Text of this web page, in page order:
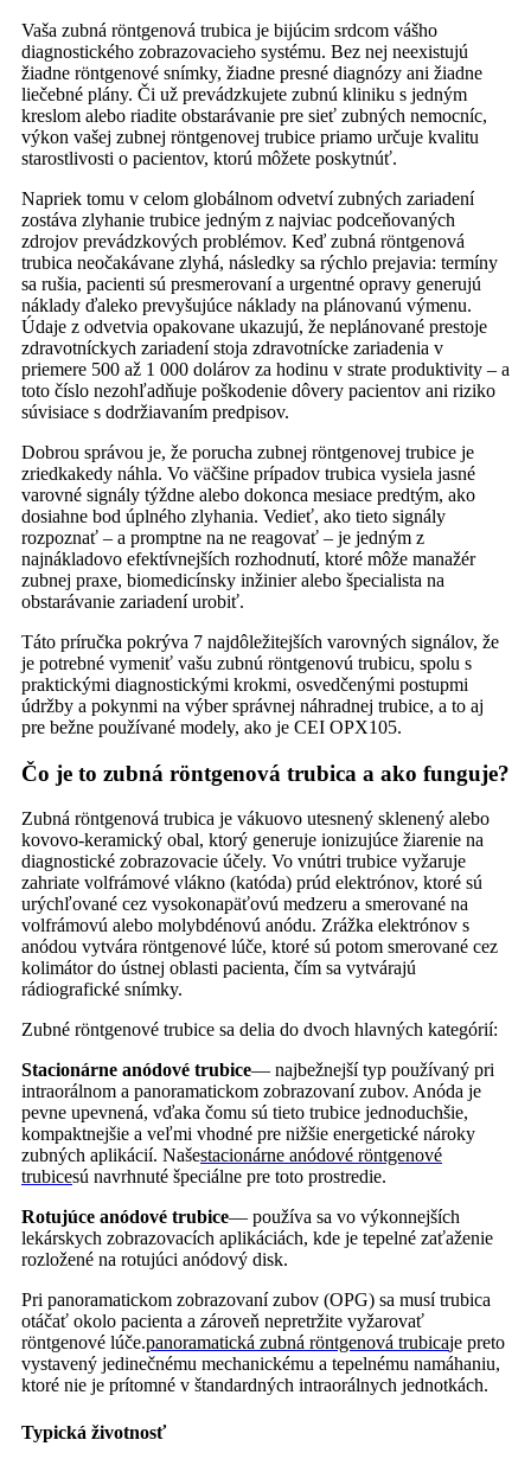
Vaša zubná röntgenová trubica je bijúcim srdcom vášho
diagnostického zobrazovacieho systému. Bez nej neexistujú
žiadne röntgenové snímky, žiadne presné diagnózy ani žiadne
liečebné plány. Či už prevádzkujete zubnú kliniku s jedným
kreslom alebo riadite obstarávanie pre sieť zubných nemocníc,
výkon vašej zubnej röntgenovej trubice priamo určuje kvalitu
starostlivosti o pacientov, ktorú môžete poskytnúť.
Napriek tomu v celom globálnom odvetví zubných zariadení
zostáva zlyhanie trubice jedným z najviac podceňovaných
zdrojov prevádzkových problémov. Keď zubná röntgenová
trubica neočakávane zlyhá, následky sa rýchlo prejavia: termíny
sa rušia, pacienti sú presmerovaní a urgentné opravy generujú
náklady ďaleko prevyšujúce náklady na plánovanú výmenu.
Údaje z odvetvia opakovane ukazujú, že neplánované prestoje
zdravotníckych zariadení stoja zdravotnícke zariadenia v
priemere 500 až 1 000 dolárov za hodinu v strate produktivity – a
toto číslo nezohľadňuje poškodenie dôvery pacientov ani riziko
súvisiace s dodržiavaním predpisov.
Dobrou správou je, že porucha zubnej röntgenovej trubice je
zriedkakedy náhla. Vo väčšine prípadov trubica vysiela jasné
varovné signály týždne alebo dokonca mesiace predtým, ako
dosiahne bod úplného zlyhania. Vedieť, ako tieto signály
rozpoznať – a promptne na ne reagovať – je jedným z
najnákladovo efektívnejších rozhodnutí, ktoré môže manažér
zubnej praxe, biomedicínsky inžinier alebo špecialista na
obstarávanie zariadení urobiť.
Táto príručka pokrýva 7 najdôležitejších varovných signálov, že
je potrebné vymeniť vašu zubnú röntgenovú trubicu, spolu s
praktickými diagnostickými krokmi, osvedčenými postupmi
údržby a pokynmi na výber správnej náhradnej trubice, a to aj
pre bežne používané modely, ako je CEI OPX105.
Čo je to zubná röntgenová trubica a ako funguje?
Zubná röntgenová trubica je vákuovo utesnený sklenený alebo
kovovo-keramický obal, ktorý generuje ionizujúce žiarenie na
diagnostické zobrazovacie účely. Vo vnútri trubice vyžaruje
zahriate volfrámové vlákno (katóda) prúd elektrónov, ktoré sú
urýchľované cez vysokonapäťovú medzeru a smerované na
volfrámovú alebo molybdénovú anódu. Zrážka elektrónov s
anódou vytvára röntgenové lúče, ktoré sú potom smerované cez
kolimátor do ústnej oblasti pacienta, čím sa vytvárajú
rádiografické snímky.
Zubné röntgenové trubice sa delia do dvoch hlavných kategórií:
Stacionárne anódové trubice— najbežnejší typ používaný pri
intraorálnom a panoramatickom zobrazovaní zubov. Anóda je
pevne upevnená, vďaka čomu sú tieto trubice jednoduchšie,
kompaktnejšie a veľmi vhodné pre nižšie energetické nároky
zubných aplikácií. Našestacionárne anódové röntgenové
trubicesú navrhnuté špeciálne pre toto prostredie.
Rotujúce anódové trubice— používa sa vo výkonnejších
lekárskych zobrazovacích aplikáciách, kde je tepelné zaťaženie
rozložené na rotujúci anódový disk.
Pri panoramatickom zobrazovaní zubov (OPG) sa musí trubica
otáčať okolo pacienta a zároveň nepretržite vyžarovať
röntgenové lúče.panoramatická zubná röntgenová trubicaje preto
vystavený jedinečnému mechanickému a tepelnému namáhaniu,
ktoré nie je prítomné v štandardných intraorálnych jednotkách.
Typická životnosť